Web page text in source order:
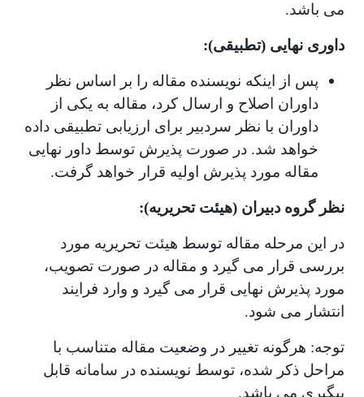
می باشد.
داوری نهایی (تطبیقی):
پس از اینکه نویسنده مقاله را بر اساس نظر
داوران اصلاح و ارسال کرد، مقاله به یکی از
داوران با نظر سردبیر برای ارزیابی تطبیقی داده
خواهد شد. در صورت پذیرش توسط داور نهایی
مقاله مورد پذیرش اولیه قرار خواهد گرفت.
نظر گروه دبیران (هیئت تحریریه):
در این مرحله مقاله توسط هیئت تحریریه مورد
بررسی قرار می گیرد و مقاله در صورت تصویب،
مورد پذیرش نهایی قرار می گیرد و وارد فرایند
انتشار می شود.
توجه: هرگونه تغییر در وضعیت مقاله متناسب با
مراحل ذکر شده، توسط نویسنده در سامانه قابل
پیگیری می باشد.